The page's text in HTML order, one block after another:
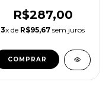
R$287,00
3x de R$95,67 sem juros
COMPRAR